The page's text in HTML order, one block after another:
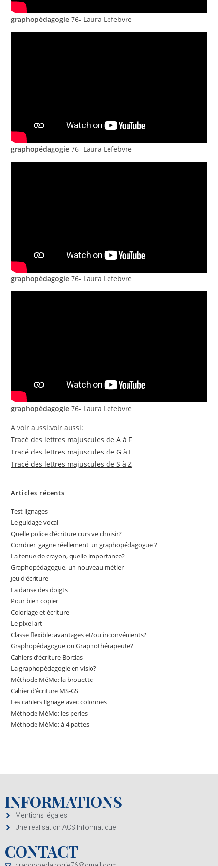
graphopédagogie 76- Laura Lefebvre
graphopédagogie 76- Laura Lefebvre
graphopédagogie 76- Laura Lefebvre
graphopédagogie 76- Laura Lefebvre
A voir aussi:voir aussi:
Tracé des lettres majuscules de A à F
Tracé des lettres majuscules de G à L
Tracé des lettres majuscules de S à Z
Articles récents
Test lignages
Le guidage vocal
Quelle police d’écriture cursive choisir?
Combien gagne réellement un graphopédagogue ?
La tenue de crayon, quelle importance?
Graphopédagogue, un nouveau métier
Jeu d’écriture
La danse des doigts
Pour bien copier
Coloriage et écriture
Le pixel art
Classe flexible: avantages et/ou inconvénients?
Graphopédagogue ou Graphothérapeute?
Cahiers d’écriture Bordas
La graphopédagogie en visio?
Méthode MéMo: la brouette
Cahier d’écriture MS-GS
Les cahiers lignage avec colonnes
Méthode MéMo: les perles
Méthode MéMo: à 4 pattes
INFORMATIONS
Mentions légales
Une réalisation ACS Informatique
CONTACT